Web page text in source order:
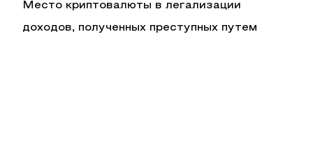
Место криптовалюты в легализации
доходов, полученных преступных путем